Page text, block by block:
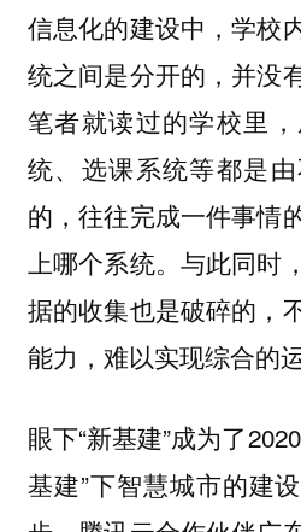
信息化的建设中，学校
统之间是分开的，并没
笔者就读过的学校里
统、选课系统等都是
的，往往完成一件事情
上哪个系统。与此同时
据的收集也是破碎的，
能力，难以实现综合的运
眼下“新基建”成为了
基建”下智慧城市的建